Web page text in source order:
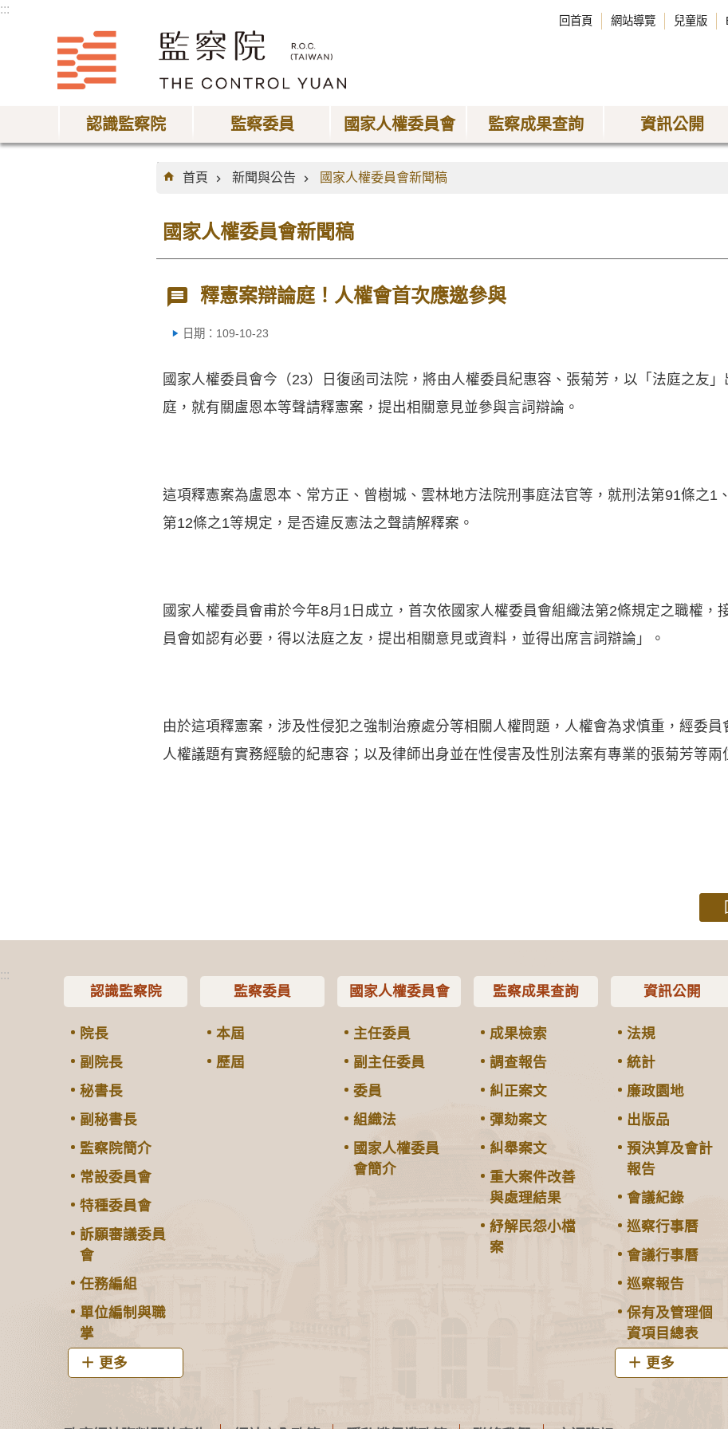
:::
回首頁 網站導覽 兒童版
認識監察院 監察委員 國家人權委員會 監察成果查詢 資訊公開
:::
首頁
新聞與公告 國家人權委員會新聞稿
國家人權委員會新聞稿
釋憲案辯論庭！人權會首次應邀參與
日期：109-10-23
國家人權委員會今（23）日復函司法院，將由人權委員紀惠容、張菊芳，以「法庭之友
庭，就有關盧恩本等聲請釋憲案，提出相關意見並參與言詞辯論。
這項釋憲案為盧恩本、常方正、曾樹城、雲林地方法院刑事庭法官等，就刑法第91條之1
第12條之1等規定，是否違反憲法之聲請解釋案。
國家人權委員會甫於今年8月1日成立，首次依國家人權委員會組織法第2條規定之職權，
員會如認有必要，得以法庭之友，提出相關意見或資料，並得出席言詞辯論」。
由於這項釋憲案，涉及性侵犯之強制治療處分等相關人權問題，人權會為求慎重，經委
人權議題有實務經驗的紀惠容；以及律師出身並在性侵害及性別法案有專業的張菊芳等兩
:::
認識監察院
院長
副院長
秘書長
副秘書長
監察院簡介
常設委員會
特種委員會
訴願審議委員
會
任務編組
單位編制與職
掌
更多
監察委員
本屆
歷屆
國家人權委員會
主任委員
副主任委員
委員
組織法
國家人權委員
會簡介
監察成果查詢
成果檢索
調查報告
糾正案文
彈劾案文
糾舉案文
重大案件改善
與處理結果
紓解民怨小檔
案
資訊公開
法規
統計
廉政園地
出版品
預決算及會計
報告
會議紀錄
巡察行事曆
會議行事曆
巡察報告
保有及管理個
資項目總表
更多